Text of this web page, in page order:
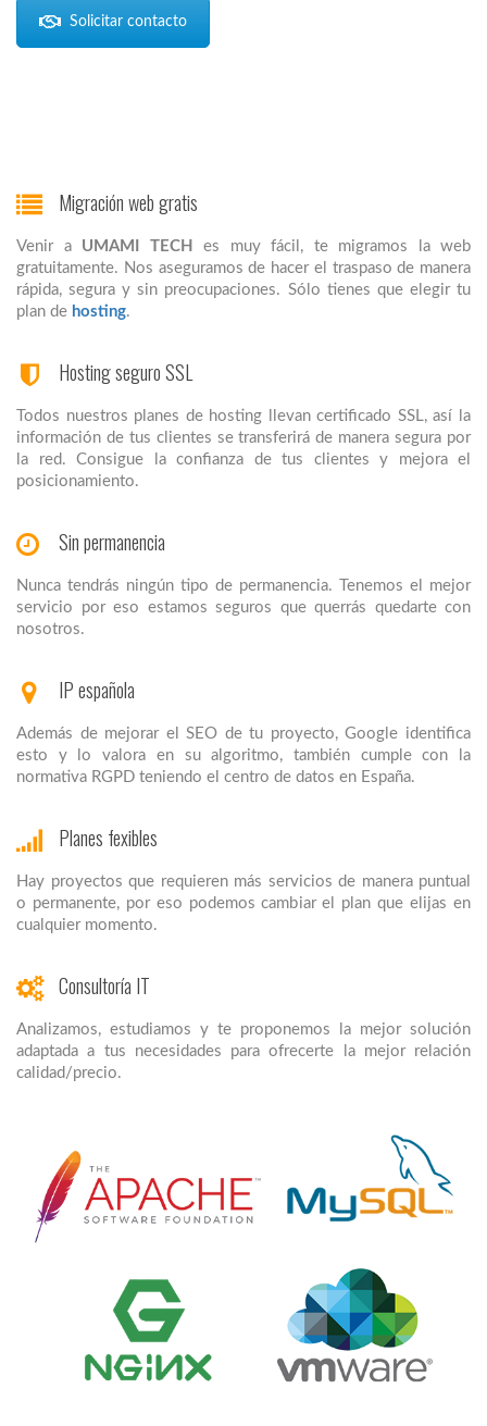
Solicitar contacto
Migración web gratis
Venir a UMAMI TECH
es muy fácil, te migramos la web
gratuitamente. Nos aseguramos de hacer el traspaso de manera
rápida, segura y sin preocupaciones. Sólo tienes que elegir tu
plan de hosting.
Hosting seguro SSL
Todos nuestros planes de hosting llevan certificado SSL, así la
información de tus clientes se transferirá de manera segura por
la red. Consigue la confianza de tus clientes y mejora el
posicionamiento.
Sin permanencia
Nunca tendrás ningún tipo de permanencia. Tenemos el mejor
servicio por eso estamos seguros que querrás quedarte con
nosotros.
IP española
Además de mejorar el SEO de tu proyecto, Google identifica
esto y lo valora en su algoritmo, también cumple con la
normativa RGPD teniendo el centro de datos en España.
Planes fexibles
Hay proyectos que requieren más servicios de manera puntual
o permanente, por eso podemos cambiar el plan que elijas en
cualquier momento.
Consultoría IT
Analizamos, estudiamos y te proponemos la mejor solución
adaptada a tus necesidades para ofrecerte la mejor relación
calidad/precio.